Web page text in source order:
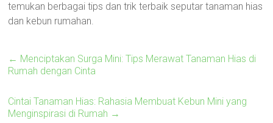
temukan berbagai tips dan trik terbaik seputar tanaman hias
dan kebun rumahan.
← Menciptakan Surga Mini: Tips Merawat Tanaman Hias di
Rumah dengan Cinta
Cintai Tanaman Hias: Rahasia Membuat Kebun Mini yang
Menginspirasi di Rumah →